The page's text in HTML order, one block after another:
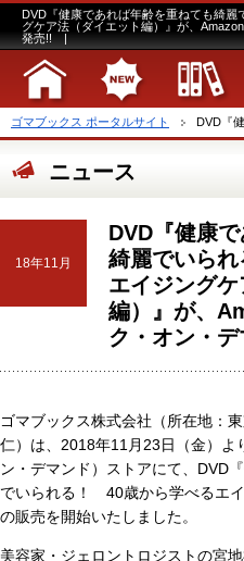
DVD『健康であれば年齢を重ねても綺
グケア法（ダイエット編）』が、
発売!! |
ゴマブックス ポータルサイト DVD『
ニュース
18年11月
DVD『健康
綺麗でいら
エイジング
編）』が、
ク・オン・
ゴマブックス株式会社（所在地：
仁）は、2018年11月23日（金）よ
ン・デマンド）ストアにて、DVD
でいられる！ 40歳から学べるエイ
の販売を開始いたしました。
美容家・ジェロントロジストの宮